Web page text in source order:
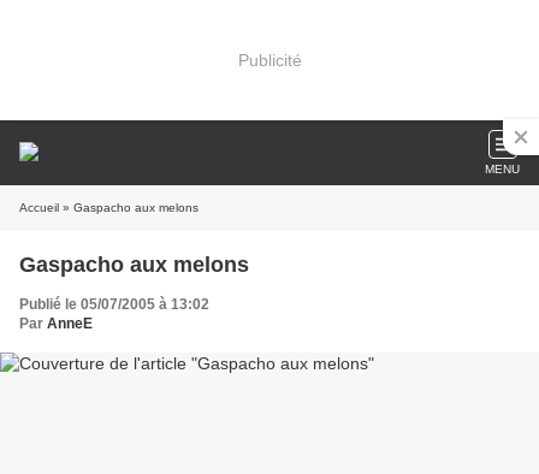
Publicité
MENU
Accueil » Gaspacho aux melons
Gaspacho aux melons
Publié le 05/07/2005 à 13:02
Par AnneE